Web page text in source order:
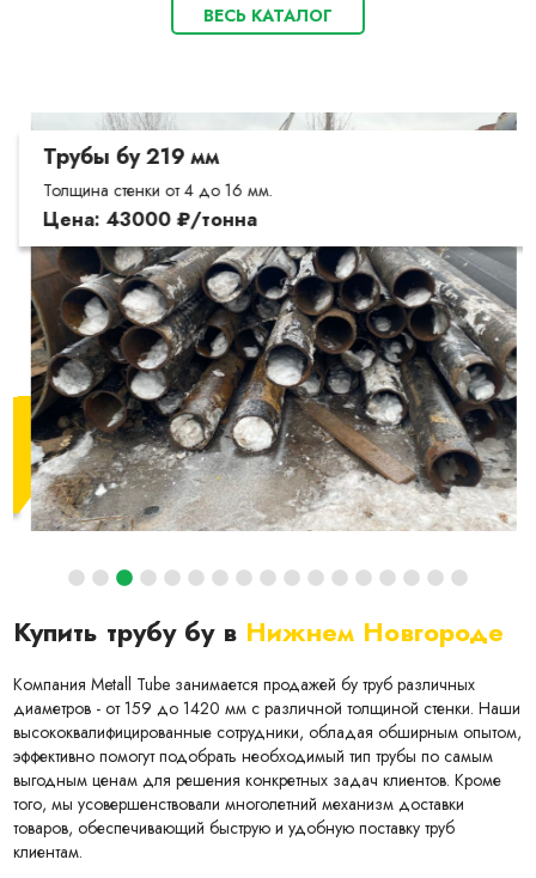
ВЕСЬ КАТАЛОГ
Трубы бу 219 мм
Толщина стенки от 4 до 16 мм.
Цена: 43000 ₽/тонна
Купить трубу бу в Нижнем Новгороде
Компания Metall Tube занимается продажей бу труб различных
диаметров - от 159 до 1420 мм с различной толщиной стенки. Наши
высококвалифицированные сотрудники, обладая обширным опытом,
эффективно помогут подобрать необходимый тип трубы по самым
выгодным ценам для решения конкретных задач клиентов. Кроме
того, мы усовершенствовали многолетний механизм доставки
товаров, обеспечивающий быструю и удобную поставку труб
клиентам.